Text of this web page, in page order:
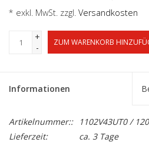
* exkl. MwSt. zzgl. Versandkosten
+
-
ZUM WARENKORB
Informationen
Artikelnummer::
1102V43UT0 /
Lieferzeit:
ca. 3 Tage